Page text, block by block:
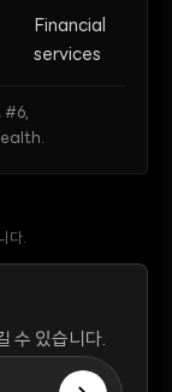
Financial
services
#6,
다.
수 있습니다.